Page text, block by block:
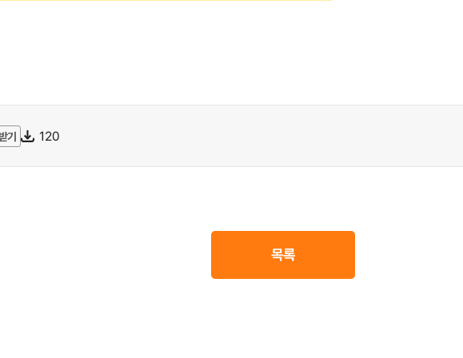
기 120
목록